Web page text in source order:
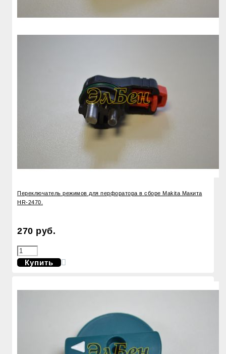
Переключатель режимов для перфоратора в сборе Makita Макита
HR-2470.
270 руб.
Купить